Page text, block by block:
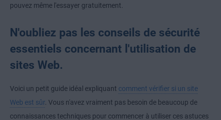
pouvez même l'essayer gratuitement.
N'oubliez pas les conseils de sécurité
essentiels concernant l'utilisation de
sites Web.
Voici un petit guide idéal expliquant comment vérifier si un site
Web est sûr. Vous n'avez vraiment pas besoin de beaucoup de
connaissances techniques pour commencer à utiliser ces astuces